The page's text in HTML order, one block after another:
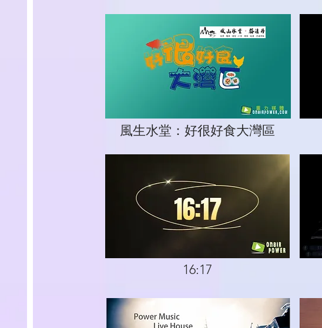
風生水堂：好很好食大灣區
16:17